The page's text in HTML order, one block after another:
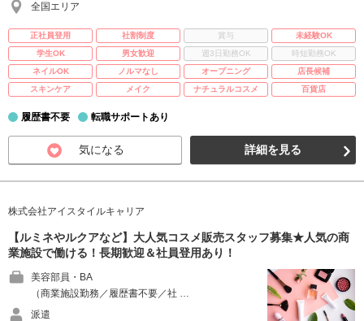
全国エリア
正社員登用 社割制度 賞与
未経験OK
学生OK
男女歓迎 週3日勤務OK
時短勤務OK
ネイルOK
ノルマなし オープニング
店長候補
スキンケア
メイク ナチュラルコスメ 百貨店
履歴書不要 転職サポートあり
気になる 詳細を見る
株式会社アイスタイルキャリア
【ルミネやルクアなど】大人気コスメ販売スタッフ募集★人気の商
業施設で働ける！長期歓迎＆社員登用あり！
美容部員・BA
（商業施設勤務／履歴書不要／社 …
派遣